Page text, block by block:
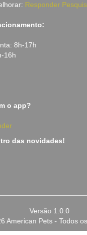
Responder
8h-17h
16h
o app?
das novidades!
Versão 1.0.0
American Pets - Todos